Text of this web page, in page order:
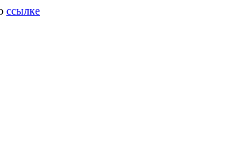
ссылке